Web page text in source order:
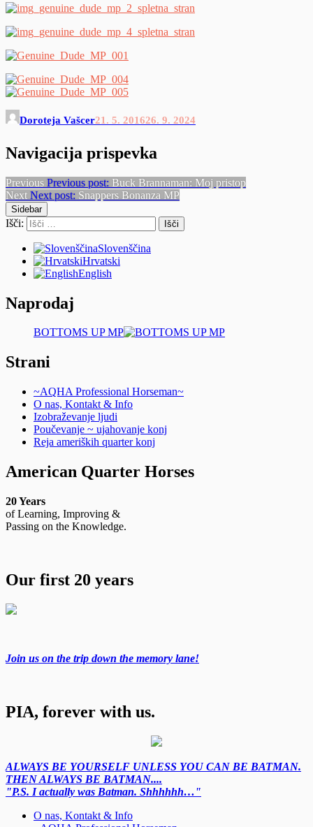
Doroteja Vašcer21. 5. 201626. 9. 2024
Navigacija prispevka
Previous Previous post: Buck Brannaman: Moj pristop
Next Next post: Snappers Bonanza MP
Sidebar
Išči:
Slovenščina
Hrvatski
English
Naprodaj
BOTTOMS UP MP
Strani
~AQHA Professional Horseman~
O nas, Kontakt & Info
Izobraževanje ljudi
Poučevanje ~ ujahovanje konj
Reja ameriških quarter konj
American Quarter Horses
20 Years
of Learning, Improving &
Passing on the Knowledge.
Our first 20 years
Join us on the trip down the memory lane!
PIA, forever with us.
ALWAYS BE YOURSELF UNLESS YOU CAN BE BATMAN.
THEN ALWAYS BE BATMAN....
"P.S. I actually was Batman. Shhhhhh…"
O nas, Kontakt & Info